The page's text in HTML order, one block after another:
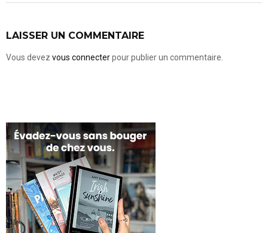
LAISSER UN COMMENTAIRE
Vous devez vous connecterpour publier un commentaire.